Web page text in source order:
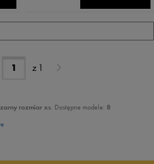
z 1
rozmiar xs. Dostępne modele: 8